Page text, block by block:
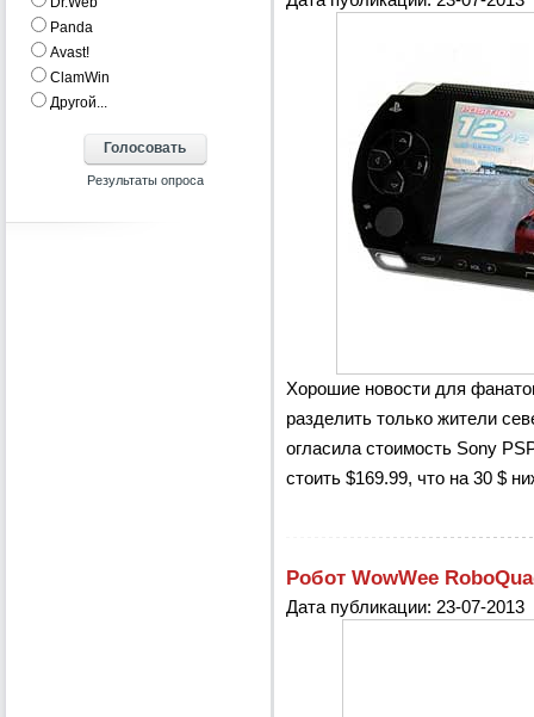
Хорошие новости для
разделить только жители
огласила стоимость Sony
стоить $169.99, что на 30 $
Робот WowWee
Дата публикации: 23-07-2013
Panda
Аvast!
ClamWin
Другой...